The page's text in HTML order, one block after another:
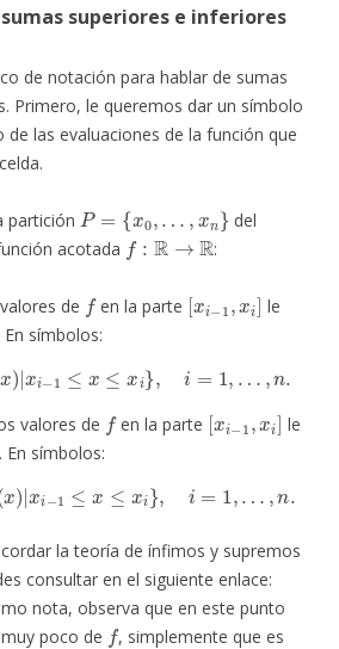
superiores e inferiores
de notación para hablar de sumas
Primero, le queremos dar un símbolo
las evaluaciones de la función que
partición
P= 0
del
acotada
f:R→ R
:
de en la parte
[ i]
le
En símbolos:
{f(x xi− 1 ≤x ≤xi 1 ,n
valores de en la parte
[ i]
le
. En símbolos:
{f(x xi−1 ≤x ≤xi 1 ,n
la teoría de ínfimos y supremos
consultar en el siguiente enlace:
nota, observa que en este punto
poco de
f
, simplemente que es